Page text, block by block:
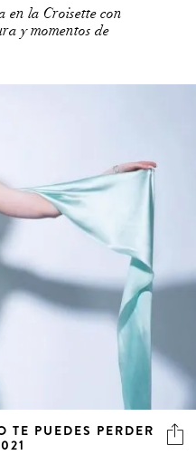
en la Croisette con
y momentos de
TE PUEDES PERDER